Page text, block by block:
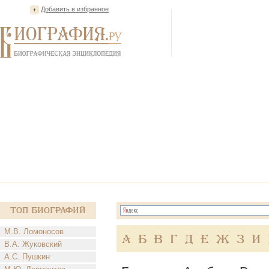
Добавить в избранное
Топ Биографий
М.В. Ломоносов
В.А. Жуковский
А.С. Пушкин
А Б В Г Д Е Ж З И